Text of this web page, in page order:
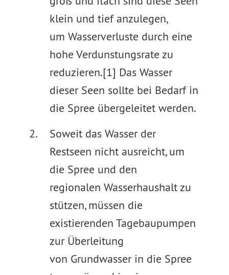
klein und tief anzulegen,
um Wasserverluste durch eine
hohe Verdunstungsrate zu
reduzieren.[1] Das Wasser
dieser Seen sollte bei Bedarf in
die Spree übergeleitet werden.
Soweit das Wasser der
Restseen nicht ausreicht, um
die Spree und den
regionalen Wasserhaushalt zu
stützen, müssen die
existierenden Tagebaupumpen
zur Überleitung
von Grundwasser in die Spree